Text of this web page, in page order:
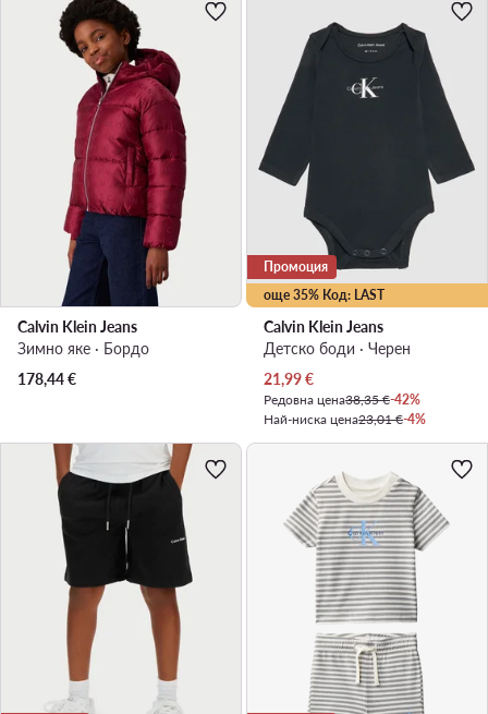
Calvin Klein Jeans
Зимно яке · Бордо
178,44€
още 35% Код: LAST
Промоция
Calvin Klein Jeans
Детско боди · Черен
Актуална цена
21,99€
Редовна цена38,35 €-42%
Най-ниска цена23,01 €-4%